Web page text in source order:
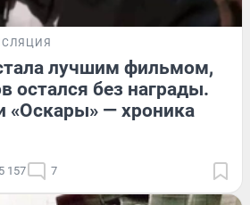
лучшим фильмом,
остался без награды.
«Оскары» — хроника
5 157 7